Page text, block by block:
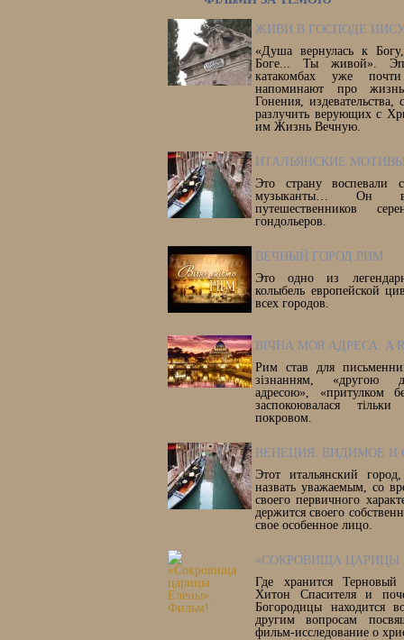
ЖИВИ В ГОСПОДЕ
«Душа вернулась к
Боге... Ты живой».
катакомбах уже
напоминают про
Гонения,
разлучить верующих с
им Жизнь Вечную.
ИТАЛЬЯНСКИЕ
Это страну воспевали
музыканты… Он
путешественников
гондольеров.
ВЕЧНЫЙ ГОРОД РИМ
Это одно из
колыбель европейской
всех городов.
ВІЧНА МОЯ АДРЕСА: A
Рим став для
зізнанням, «другою
адресою», «притулком
заспокоювалася
покровом.
ВЕНЕЦИЯ. ВИДИМОЕ И
Этот итальянский
назвать уважаемым, со
своего первичного
держится своего
свое особенное лицо.
«СОКРОВИЩА ЦАРИЦЫ
Где хранится
Хитон Спасителя и
Богородицы находится
другим вопросам
фильм-исследование о